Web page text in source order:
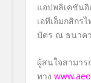
แอปพลิเคชัน
เอทีเอ็มกสิกร
บัตร ณ ธนาค
ผู้สนใจสามา
ทาง